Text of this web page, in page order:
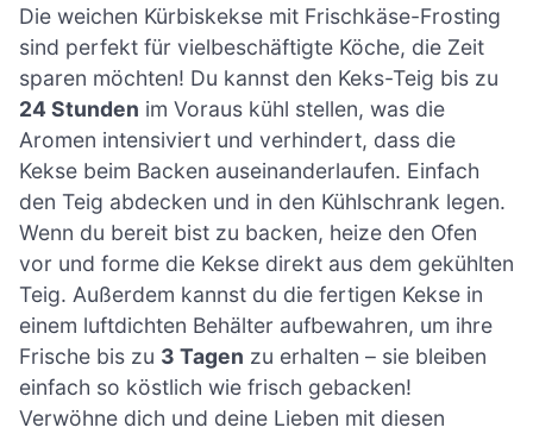
Die weichen Kürbiskekse mit Frischkäse-Frosting
sind perfekt für vielbeschäftigte Köche, die Zeit
sparen möchten! Du kannst den Keks-Teig bis zu
24 Stunden im Voraus kühl stellen, was die
Aromen intensiviert und verhindert, dass die
Kekse beim Backen auseinanderlaufen. Einfach
den Teig abdecken und in den Kühlschrank legen.
Wenn du bereit bist zu backen, heize den Ofen
vor und forme die Kekse direkt aus dem gekühlten
Teig. Außerdem kannst du die fertigen Kekse in
einem luftdichten Behälter aufbewahren, um ihre
Frische bis zu 3 Tagen zu erhalten – sie bleiben
einfach so köstlich wie frisch gebacken!
Verwöhne dich und deine Lieben mit diesen